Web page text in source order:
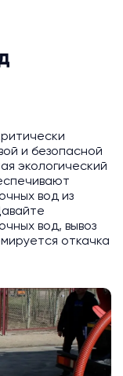
и безопасной
экологический
вод из
вод, вывоз
откачка